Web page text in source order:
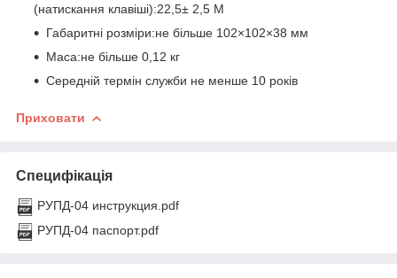
(натискання клавіші):22,5± 2,5 М
Габаритні розміри:не більше 102×102×38 мм
Маса:не більше 0,12 кг
Середній термін служби не менше 10 років
Приховати
Специфікація
РУПД-04 инструкция.pdf
РУПД-04 паспорт.pdf